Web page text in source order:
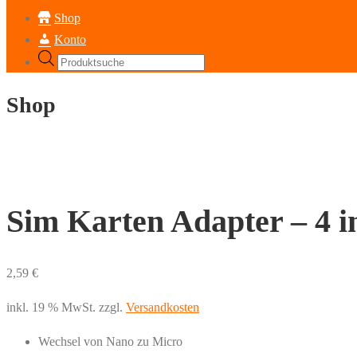
Shop
Konto
Products
Shop
Sim Karten Adapter – 4
2,59 €
inkl. 19 % MwSt. zzgl. Versandkosten
Wechsel von Nano zu Micro